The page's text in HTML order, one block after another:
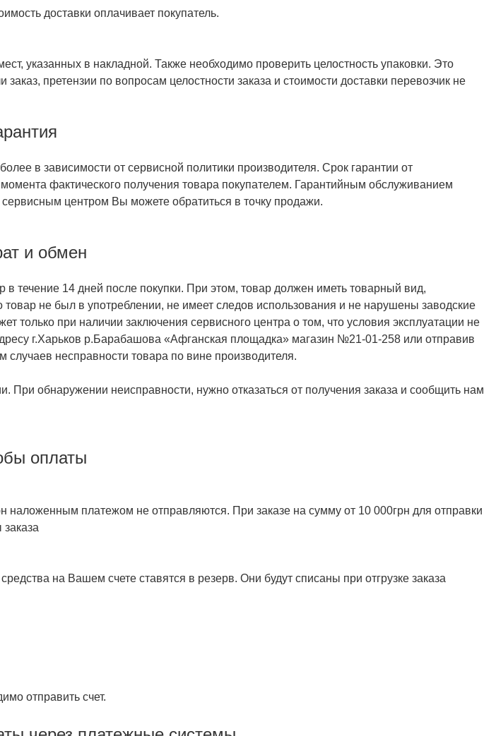
доставки оплачивает покупатель.
указанных в накладной. Также необходимо проверить целостность упаковки. Это
претензии по вопросам целостности заказа и стоимости доставки перевозчик не
в зависимости от сервисной политики производителя. Срок гарантии от
фактического получения товара покупателем. Гарантийным обслуживанием
центром Вы можете обратиться в точку продажи.
и обмен
течение 14 дней после покупки. При этом, товар должен иметь товарный вид,
не был в употреблении, не имеет следов использования и не нарушены заводские
только при наличии заключения сервисного центра о том, что условия эксплуатации не
г.Харьков р.Барабашова «Афганская площадка» магазин №21-01-258 или отправив
случаев несправности товара по вине производителя.
При обнаружении неисправности, нужно отказаться от получения заказа и сообщить нам
оплаты
наложенным платежом не отправляются. При заказе на сумму от 10 000грн для отправки
на Вашем счете ставятся в резерв. Они будут списаны при отгрузке заказа
отправить счет.